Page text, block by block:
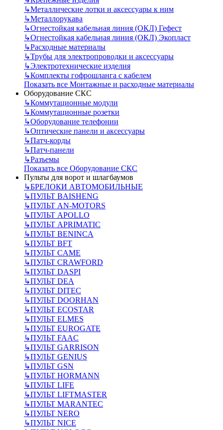
↳Металлические лотки и аксессуары к ним
↳Металлорукава
↳Огнестойкая кабельная линия (ОКЛ) Гефест
↳Огнестойкая кабельная линия (ОКЛ) Экопласт
↳Расходные материалы
↳Трубы для электропроводки и аксессуары
↳Электротехнические изделия
↳Комплекты гофрошланга с кабелем
Показать все Монтажные и расходные материалы
Оборудование СКС
↳Коммутационные модули
↳Коммутационные розетки
↳Оборудование телефонии
↳Оптические панели и аксессуары
↳Патч-корды
↳Патч-панели
↳Разъемы
Показать все Оборудование СКС
Пульты для ворот и шлагбаумов
↳БРЕЛОКИ АВТОМОБИЛЬНЫЕ
↳ПУЛЬТ BAISHENG
↳ПУЛЬТ AN-MOTORS
↳ПУЛЬТ APOLLO
↳ПУЛЬТ APRIMATIC
↳ПУЛЬТ BENINCA
↳ПУЛЬТ BFT
↳ПУЛЬТ CAME
↳ПУЛЬТ CRAWFORD
↳ПУЛЬТ DASPI
↳ПУЛЬТ DEA
↳ПУЛЬТ DITEC
↳ПУЛЬТ DOORHAN
↳ПУЛЬТ ECOSTAR
↳ПУЛЬТ ELMES
↳ПУЛЬТ EUROGATE
↳ПУЛЬТ FAAC
↳ПУЛЬТ GARRISON
↳ПУЛЬТ GENIUS
↳ПУЛЬТ GSN
↳ПУЛЬТ HORMANN
↳ПУЛЬТ LIFE
↳ПУЛЬТ LIFTMASTER
↳ПУЛЬТ MARANTEC
↳ПУЛЬТ NERO
↳ПУЛЬТ NICE